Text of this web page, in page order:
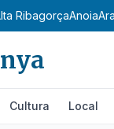
RibagorçaAnoia
Cultura Local